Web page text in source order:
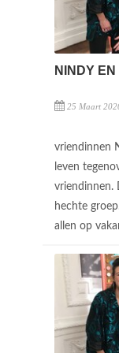
NINDY
25 Maart
vriendinnen
leven
vriendinnen.
hechte
allen op